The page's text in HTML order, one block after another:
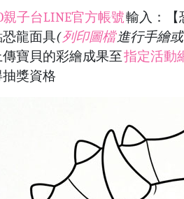
親子台LINE官方帳號輸入：【
龍面具(列印圖檔進行手繪
寶貝的彩繪成果至指定活動
獎資格